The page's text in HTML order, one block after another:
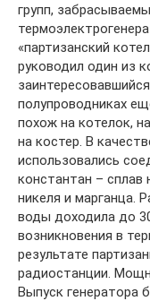
групп,
«партизанский
руководил один из
полупроводниках
похож на котелок,
на костер. В
использовались
константан –
никеля и марганца.
воды доходила до
возникновения в
результате
радиостанции.
Выпуск генератора